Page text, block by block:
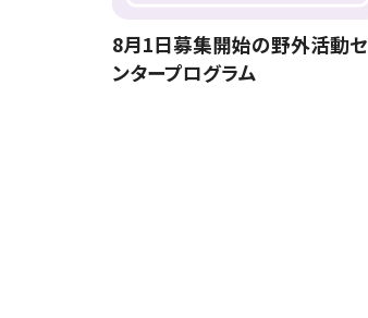
8月1日募集開始の野外活動セ
ンタープログラム